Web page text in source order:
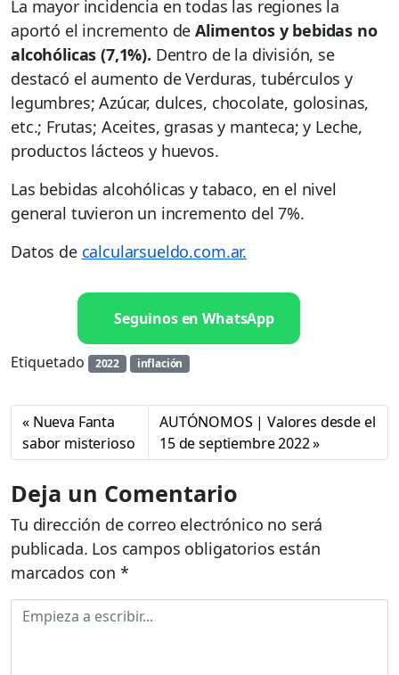
La mayor incidencia en todas las regiones la
aportó el incremento deAlimentos y bebidas no
alcohólicas (7,1%). Dentro de la división, se
destacó el aumento de Verduras, tubérculos y
legumbres; Azúcar, dulces, chocolate, golosinas,
etc.; Frutas; Aceites, grasas y manteca; y Leche,
productos lácteos y huevos.
Las bebidas alcohólicas y tabaco, en el nivel
general tuvieron un incremento del 7%.
Datos de calcularsueldo.com.ar.
Seguinos en WhatsApp
Etiquetado 2022 inflación
Nueva Fanta
sabor misterioso
AUTÓNOMOS | Valores desde el
15 de septiembre 2022
Deja un Comentario
Tu dirección de correo electrónico no será
publicada. Los campos obligatorios están
marcados con *